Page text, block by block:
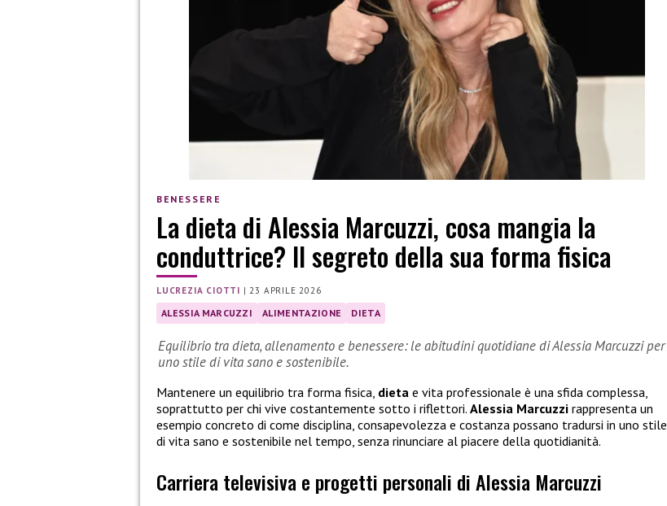
BENESSERE
La dieta di Alessia Marcuzzi, cosa mangia la
conduttrice? Il segreto della sua forma fisica
LUCREZIA CIOTTI |23 APRILE 2026
ALESSIA MARCUZZI ALIMENTAZIONE DIETA
Equilibrio tra dieta, allenamento e benessere: le abitudini quotidiane di Alessia Marcuzzi per
uno stile di vita sano e sostenibile.
Mantenere un equilibrio tra forma fisica, dieta e vita professionale è una sfida complessa,
soprattutto per chi vive costantemente sotto i riflettori. Alessia Marcuzzi rappresenta un
esempio concreto di come disciplina, consapevolezza e costanza possano tradursi in uno stile
di vita sano e sostenibile nel tempo, senza rinunciare al piacere della quotidianità.
Carriera televisiva e progetti personali di Alessia Marcuzzi